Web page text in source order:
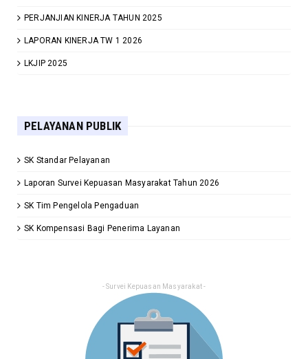
PERJANJIAN KINERJA TAHUN 2025
LAPORAN KINERJA TW 1 2026
LKJIP 2025
PELAYANAN PUBLIK
SK Standar Pelayanan
Laporan Survei Kepuasan Masyarakat Tahun 2026
SK Tim Pengelola Pengaduan
SK Kompensasi Bagi Penerima Layanan
- Survei Kepuasan Masyarakat -